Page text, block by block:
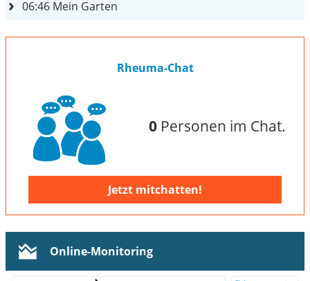
06:46 Mein Garten
Rheuma-Chat
0Personen im Chat.
Jetzt mitchatten!
Online-Monitoring